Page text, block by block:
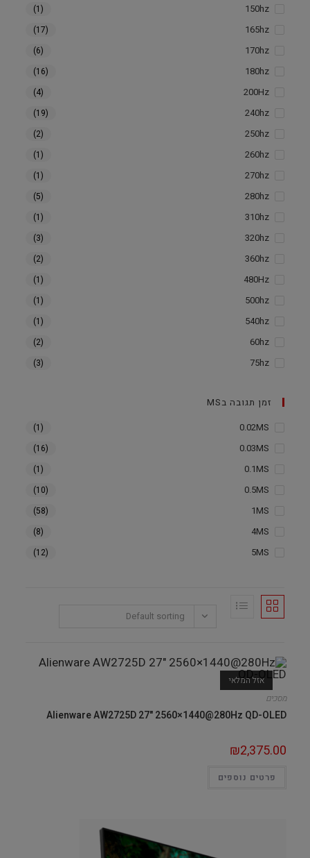
150hz
(1)
165hz
(17)
170hz
(6)
180hz
(16)
200Hz
(4)
240hz
(19)
250hz
(2)
260hz
(1)
270hz
(1)
280hz
(5)
310hz
(1)
320hz
(3)
360hz
(2)
480Hz
(1)
500hz
(1)
540hz
(1)
60hz
(2)
75hz
(3)
זמן תגובה בMS
0.02MS
(1)
0.03MS
(16)
0.1MS
(1)
0.5MS
(10)
1MS
(58)
4MS
(8)
5MS
(12)
Default sorting
אזל המלאי
מסכים
Alienware AW2725D 27" 2560×1440@280Hz QD-OLED
₪2,375.00
פרטים נוספים